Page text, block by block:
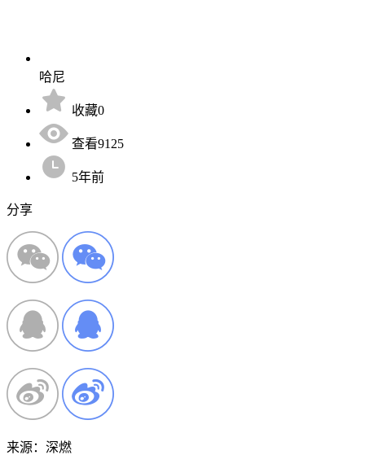
哈尼
收藏0
查看9125
5年前
分享
来源：深燃